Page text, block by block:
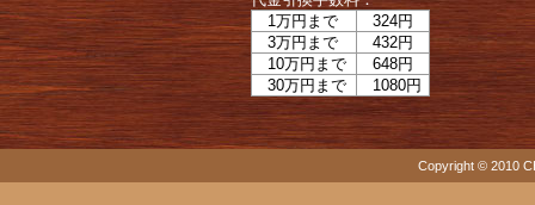
1万円まで
324円
3万円まで
432円
10万円まで
648円
30万円まで
1080円
Copyright © 2010